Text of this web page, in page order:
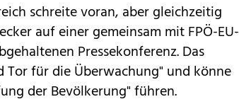
schreite voran, aber gleichzeitig
auf einer gemeinsam mit FPÖ-EU-
Pressekonferenz. Das
Tor für die Überwachung" und könne
der Bevölkerung" führen.